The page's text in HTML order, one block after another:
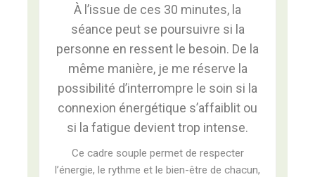
À l’issue de ces 30 minutes, la
séance peut se poursuivre si la
personne en ressent le besoin. De la
même manière, je me réserve la
possibilité d’interrompre le soin si la
connexion énergétique s’affaiblit ou
si la fatigue devient trop intense.
Ce cadre souple permet de respecter
l’énergie, le rythme et le bien-être de chacun,